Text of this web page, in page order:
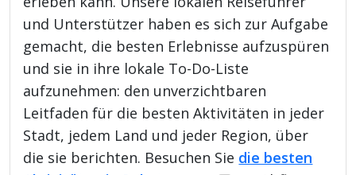
und Unterstützer haben es sich zur Aufgabe
gemacht, die besten Erlebnisse aufzuspüren
und sie in ihre lokale To-Do-Liste
aufzunehmen: den unverzichtbaren
Leitfaden für die besten Aktivitäten in jeder
Stadt, jedem Land und jeder Region, über
die sie berichten. Besuchen Sie die besten